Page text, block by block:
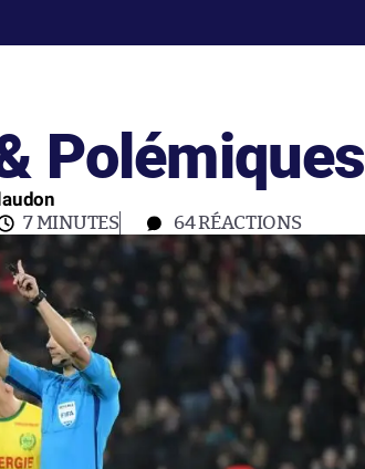
Polémiques
7 MINUTES 64RÉACTIONS